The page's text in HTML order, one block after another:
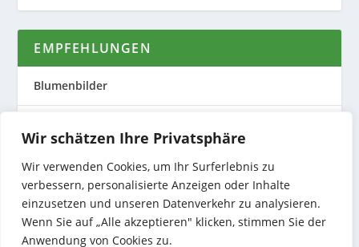
Wir schätzen Ihre Privatsphäre
Wir verwenden Cookies, um Ihr Surferlebnis zu
verbessern, personalisierte Anzeigen oder Inhalte
einzusetzen und unseren Datenverkehr zu analysieren.
Wenn Sie auf „Alle akzeptieren" klicken, stimmen Sie der
Anwendung von Cookies zu.
EMPFEHLUNGEN
Blumenbilder
Nature to Print
Preiswerte Produktfotos